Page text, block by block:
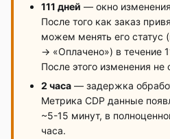
111 дней — окно
После того как заказ
можем менять его статус
→ «Оплачено») в течение
После этого изменения не
2 часа — задержка
Метрика CDP данные
~5-15 минут, в
часа.